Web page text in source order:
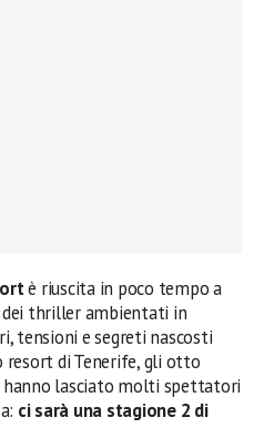
è riuscita in poco tempo a
thriller ambientati in
tensioni e segreti nascosti
resort di Tenerife, gli otto
hanno lasciato molti spettatori
ci sarà una stagione 2 di